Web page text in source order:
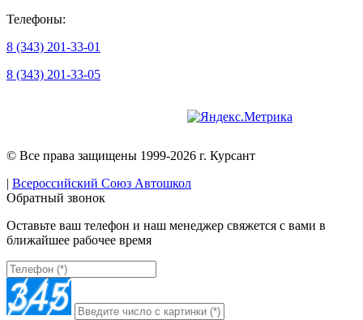
Телефоны:
8 (343) 201-33-01
8 (343) 201-33-05
© Все права защищены 1999-2026 г. Курсант
| Всероссийский Союз Автошкол
Обратный звонок
Оставьте ваш телефон и наш менеджер свяжется с вами в
ближайшее рабочее время